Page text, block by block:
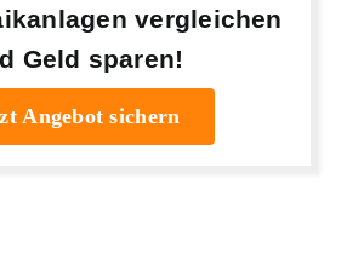
vergleichen
Geld sparen!
Angebot sichern